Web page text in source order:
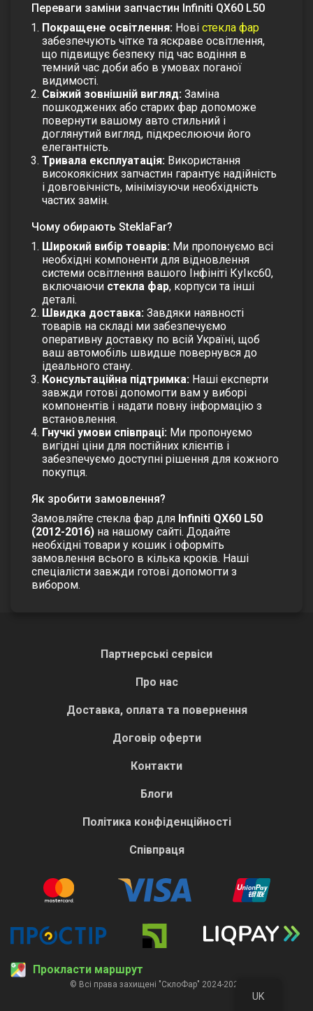
UK
Переваги заміни запчастин Infiniti QX60 L50
Покращене освітлення: Нові стекла фар
забезпечують чітке та яскраве освітлення,
що підвищує безпеку під час водіння в
темний час доби або в умовах поганої
видимості.
Свіжий зовнішній вигляд: Заміна
пошкоджених або старих фар допоможе
повернути вашому авто стильний і
доглянутий вигляд, підкреслюючи його
елегантність.
Тривала експлуатація: Використання
високоякісних запчастин гарантує надійність
і довговічність, мінімізуючи необхідність
частих замін.
Чому обирають SteklaFar?
Широкий вибір товарів: Ми пропонуємо всі
необхідні компоненти для відновлення
системи освітлення вашого Інфініті КуІкс60,
включаючи стекла фар, корпуси та інші
деталі.
Швидка доставка: Завдяки наявності
товарів на складі ми забезпечуємо
оперативну доставку по всій Україні, щоб
ваш автомобіль швидше повернувся до
ідеального стану.
Консультаційна підтримка: Наші експерти
завжди готові допомогти вам у виборі
компонентів і надати повну інформацію з
встановлення.
Гнучкі умови співпраці: Ми пропонуємо
вигідні ціни для постійних клієнтів і
забезпечуємо доступні рішення для кожного
покупця.
Як зробити замовлення?
Замовляйте стекла фар для Infiniti QX60 L50
(2012-2016) на нашому сайті. Додайте
необхідні товари у кошик і оформіть
замовлення всього в кілька кроків. Наші
спеціалісти завжди готові допомогти з
вибором.
Партнерські сервіси
Про нас
Доставка, оплата та повернення
Договір оферти
Контакти
Блоги
Політика конфіденційності
Співпраця
Прокласти маршрут
© Всі права захищені "СклоФар" 2024-2026